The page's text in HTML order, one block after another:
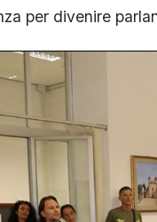
per divenire